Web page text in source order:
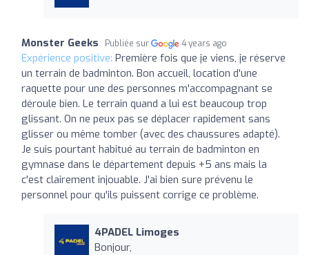
Monster Geeks Publiée sur 4 years ago
Expérience positive: Première fois que je viens, je réserve
un terrain de badminton. Bon accueil, location d'une
raquette pour une des personnes m'accompagnant se
déroule bien. Le terrain quand a lui est beaucoup trop
glissant. On ne peux pas se déplacer rapidement sans
glisser ou même tomber (avec des chaussures adapté).
Je suis pourtant habitué au terrain de badminton en
gymnase dans le département depuis +5 ans mais la
c'est clairement injouable. J'ai bien sure prévenu le
personnel pour qu'ils puissent corrige ce problème.
4PADEL Limoges
Bonjour,